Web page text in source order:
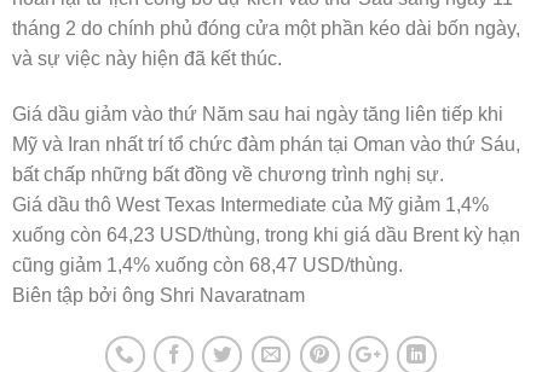
tháng 2 do chính phủ đóng cửa một phần kéo dài bốn ngày,
và sự việc này hiện đã kết thúc.
Giá dầu giảm vào thứ Năm sau hai ngày tăng liên tiếp khi
Mỹ và Iran nhất trí tổ chức đàm phán tại Oman vào thứ Sáu,
bất chấp những bất đồng về chương trình nghị sự.
Giá dầu thô West Texas Intermediate của Mỹ giảm 1,4%
xuống còn 64,23 USD/thùng, trong khi giá dầu Brent kỳ hạn
cũng giảm 1,4% xuống còn 68,47 USD/thùng.
Biên tập bởi ông Shri Navaratnam